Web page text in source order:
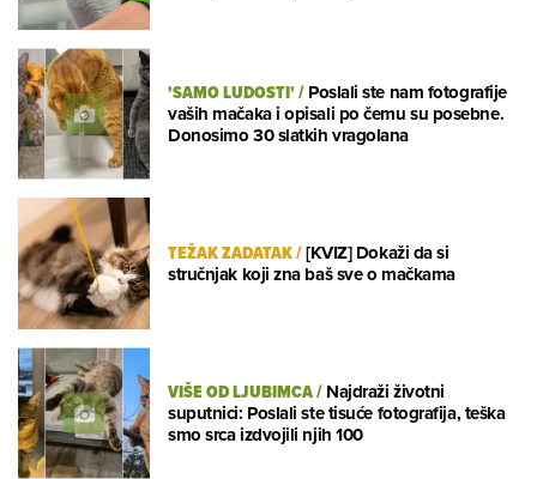
'SAMO LUDOSTI'/Poslali ste nam fotografije
vaših mačaka i opisali po čemu su posebne.
Donosimo 30 slatkih vragolana
TEŽAK ZADATAK/[KVIZ] Dokaži da si
stručnjak koji zna baš sve o mačkama
VIŠE OD LJUBIMCA/Najdraži životni
suputnici: Poslali ste tisuće fotografija, teška
smo srca izdvojili njih 100